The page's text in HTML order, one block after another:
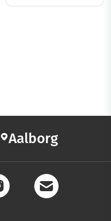
Aalborg